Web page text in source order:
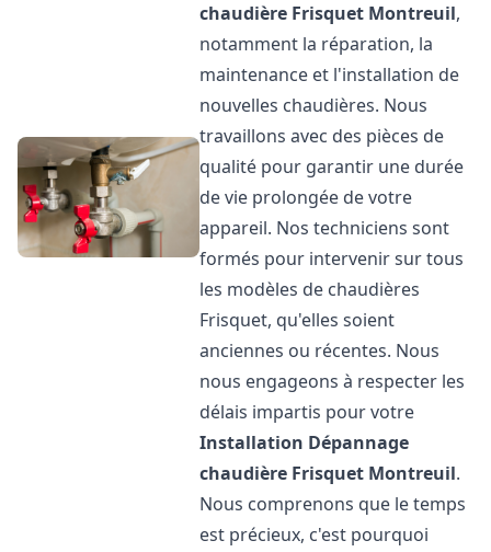
chaudière Frisquet Montreuil,
notamment la réparation, la
maintenance et l'installation de
nouvelles chaudières. Nous
travaillons avec des pièces de
qualité pour garantir une durée
de vie prolongée de votre
appareil. Nos techniciens sont
formés pour intervenir sur tous
les modèles de chaudières
Frisquet, qu'elles soient
anciennes ou récentes. Nous
nous engageons à respecter les
délais impartis pour votre
Installation Dépannage
chaudière Frisquet Montreuil.
Nous comprenons que le temps
est précieux, c'est pourquoi